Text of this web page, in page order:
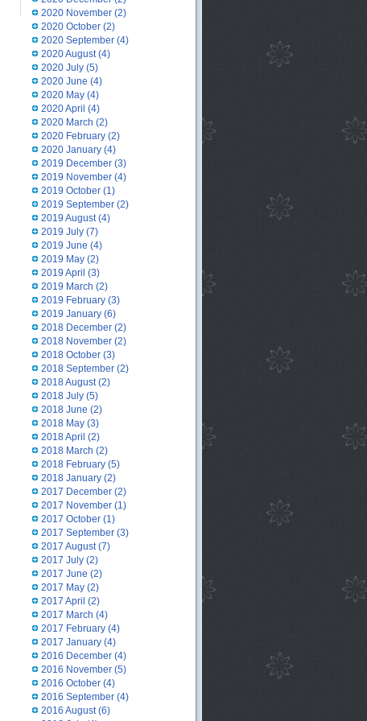
2020 November(2)
2020 October(2)
2020 September(4)
2020 August(4)
2020 July(5)
2020 June (4)
2020 May(4)
2020 April (4)
2020 March (2)
2020 February(2)
2020 January(4)
2019 December(3)
2019 November(4)
2019 October(1)
2019 September(2)
2019 August(4)
2019 July(7)
2019 June (4)
2019 May(2)
2019 April (3)
2019 March (2)
2019 February(3)
2019 January(6)
2018 December(2)
2018 November(2)
2018 October(3)
2018 September(2)
2018 August(2)
2018 July(5)
2018 June (2)
2018 May(3)
2018 April (2)
2018 March (2)
2018 February(5)
2018 January(2)
2017 December(2)
2017 November(1)
2017 October(1)
2017 September(3)
2017 August(7)
2017 July(2)
2017 June (2)
2017 May(2)
2017 April (2)
2017 March (4)
2017 February(4)
2017 January(4)
2016 December(4)
2016 November(5)
2016 October(4)
2016 September(4)
2016 August(6)